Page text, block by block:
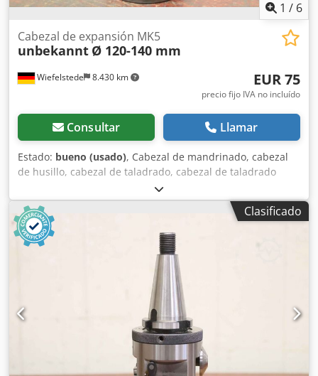
1 / 6
Wiefelstede 8.430 km
Cabezal de expansión MK5
unbekannt Ø 120-140 mm
EUR 75
precio fijo IVA no incluído
Consultar Llamar
Estado: bueno (usado), Cabezal de mandrinado, cabezal
de husillo, cabezal de taladrado, cabezal de taladrado
ranurado, cabezal ranurador, cabezal taladrador de
husillo, cabezal de mandrinar, herramienta de husillo,
cabezal frontal y de mandrinado Djdjxc U H Uspfx Algjwa -
Cabezal de mandrinado: Conexión MK5 -Diámetro del
husillo: Ø 120-140 mm -Dimensiones: Ø 124 x 253 mm -
Clasificado